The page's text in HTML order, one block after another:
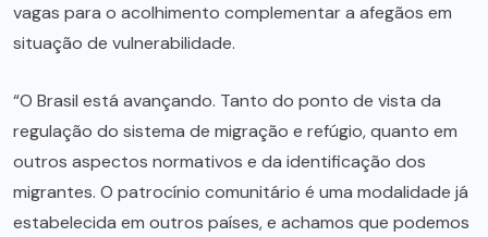
vagas para o acolhimento complementar a afegãos em
situação de vulnerabilidade.
“O Brasil está avançando. Tanto do ponto de vista da
regulação do sistema de migração e refúgio, quanto em
outros aspectos normativos e da identificação dos
migrantes. O patrocínio comunitário é uma modalidade já
estabelecida em outros países, e achamos que podemos